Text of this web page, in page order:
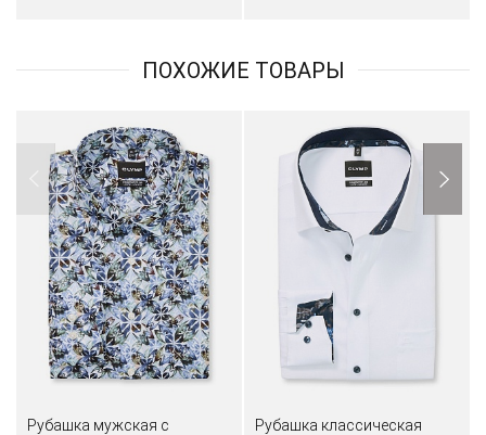
ПОХОЖИЕ ТОВАРЫ
Рубашка мужская с
Рубашка классическая